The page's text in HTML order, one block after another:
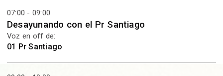
07:00 - 09:00
Desayunando con el Pr Santiago
Voz en off de:
01 Pr Santiago